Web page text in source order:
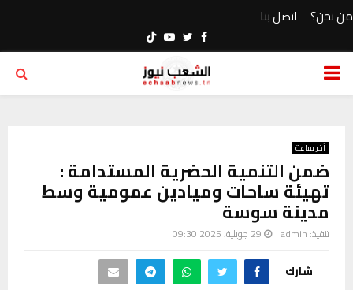
من نحن؟ اتصل بنا
Facebook
Twitter
Youtube
PRIMARY
آخر ساعة
ضمن التنمية الحضرية المستدامة :
تهيئة ساحات وميادين عمومية وسط
مدينة سوسة
تنفيذ: admin 29 جويلية، 2025 09:30
شارك